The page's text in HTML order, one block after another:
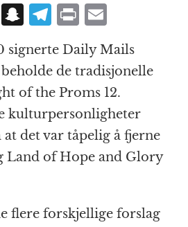
X S
a
p
c
h
at
T
el
e
g
r
a
m
P
ri
n
t
m
ai
l
signerte Daily Mails
de tradisjonelle
of the Proms 12.
kulturpersonligheter
at det var tåpelig å fjerne
Land of Hope and Glory
flere forskjellige forslag